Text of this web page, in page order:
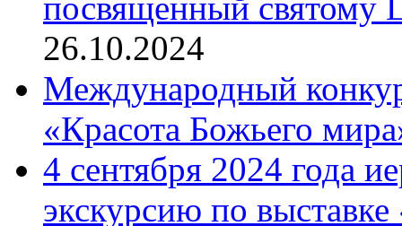
26.10.2024
Международный
«Красота Божьего
4 сентября 2024 года
экскурсию по